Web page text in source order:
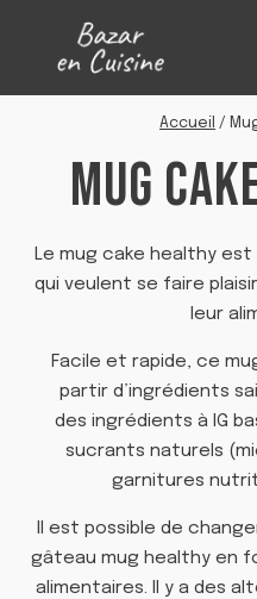
contenu
Accueil /
MUG
Le mug cake healthy
qui veulent se faire
leur
Facile et rapide, ce
partir d’ingrédients
des ingrédients à IG
sucrants naturels
garnitures
Il est possible de
gâteau mug healthy en
alimentaires. Il y a des